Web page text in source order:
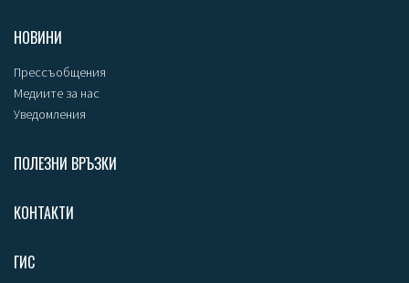
НОВИНИ
Прессъобщения
Медиите за нас
Уведомления
ПОЛЕЗНИ ВРЪЗКИ
КОНТАКТИ
ГИС